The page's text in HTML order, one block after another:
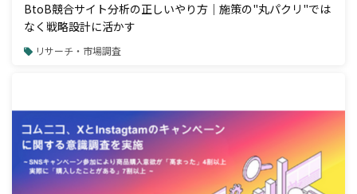
BtoB競合サイト分析の正しいやり方｜施策の"丸パクリ"では
なく戦略設計に活かす
リサーチ・市場調査